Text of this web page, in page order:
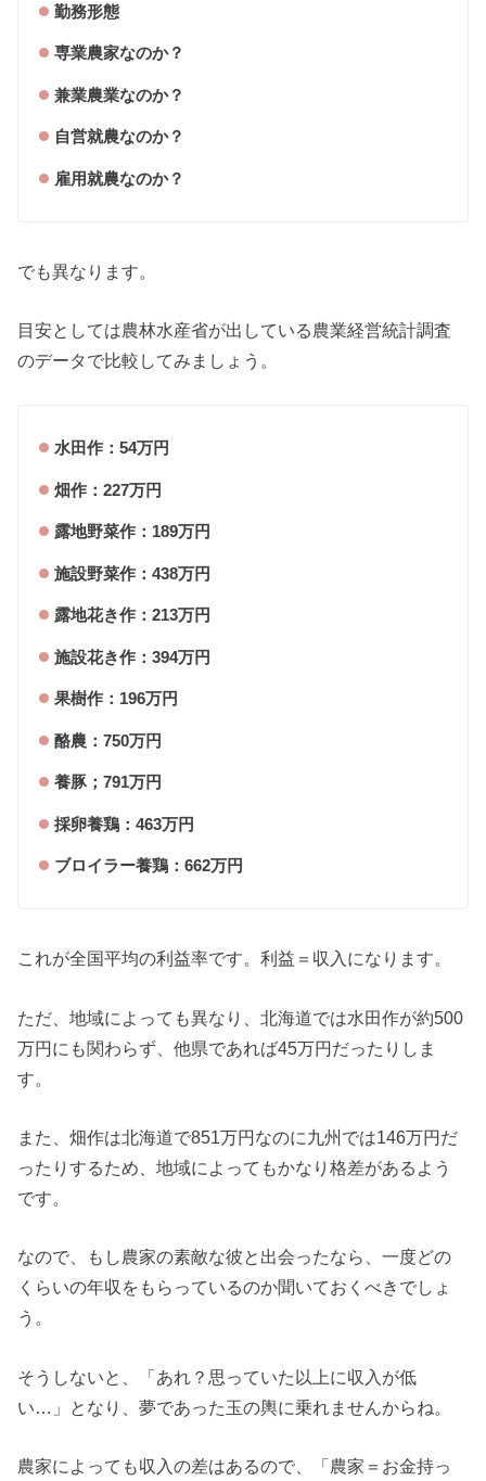
勤務形態
専業農家なのか？
兼業農業なのか？
自営就農なのか？
雇用就農なのか？
でも異なります。
目安としては農林水産省が出している農業経営統計調査
のデータで比較してみましょう。
水田作：54万円
畑作：227万円
露地野菜作：189万円
施設野菜作：438万円
露地花き作：213万円
施設花き作：394万円
果樹作：196万円
酪農：750万円
養豚；791万円
採卵養鶏：463万円
ブロイラー養鶏：662万円
これが全国平均の利益率です。利益＝収入になります。
ただ、地域によっても異なり、北海道では水田作が約500
万円にも関わらず、他県であれば45万円だったりしま
す。
また、畑作は北海道で851万円なのに九州では146万円だ
ったりするため、地域によってもかなり格差があるよう
です。
なので、もし農家の素敵な彼と出会ったなら、一度どの
くらいの年収をもらっているのか聞いておくべきでしょ
う。
そうしないと、「あれ？思っていた以上に収入が低
い…」となり、夢であった玉の輿に乗れませんからね。
農家によっても収入の差はあるので、「農家＝お金持っ